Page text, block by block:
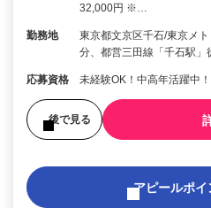
32,000円 ※…
勤務地
東京都文京区千石/東京メ
分、都営三田線「千石駅」
応募資格 未経験OK！中高年活躍中！
後で見る
アピールポイ